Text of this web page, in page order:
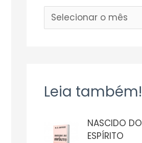
Leia também!
NASCIDO DO
ESPÍRITO